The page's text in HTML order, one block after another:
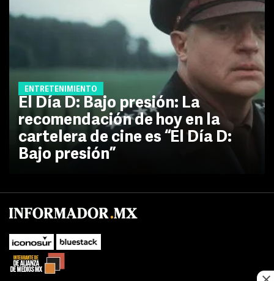
ENTRETENIMIENTO
El Día D: Bajo presión: La
recomendación de hoy en la
cartelera de cine es “El Día D:
Bajo presión”